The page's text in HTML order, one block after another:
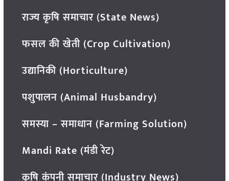
राज्य कृषि समाचार (State News)
फसल की खेती (Crop Cultivation)
उद्यानिकी (Horticulture)
पशुपालन (Animal Husbandry)
समस्या – समाधान (Farming Solution)
Mandi Rate (मंडी रेट)
कृषि कंपनी समाचार (Industry News)